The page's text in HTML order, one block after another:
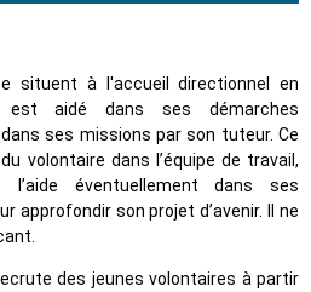
situent à l'accueil directionnel en
est aidé dans ses démarches
ses missions par son tuteur. Ce
volontaire dans l’équipe de travail,
éventuellement dans ses
approfondir son projet d’avenir. Il ne
des jeunes volontaires à partir